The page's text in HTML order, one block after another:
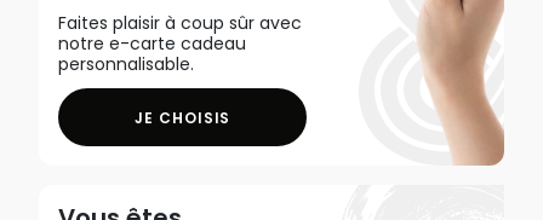
Faites plaisir à coup sûr avec
notre e-carte cadeau
personnalisable.
JE CHOISIS